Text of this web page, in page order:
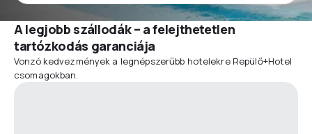
A legjobb szállodák – a felejthetetlen
tartózkodás garanciája
Vonzó kedvezmények a legnépszerűbb hotelekre Repülő+Hotel
csomagokban.